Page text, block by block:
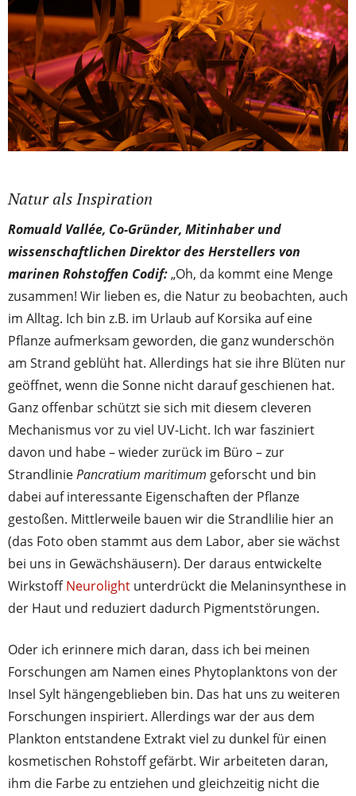
Natur als Inspiration
Romuald Vallée, Co-Gründer, Mitinhaber und
wissenschaftlichen Direktor des Herstellers von
marinen Rohstoffen Codif:„Oh, da kommt eine Menge
zusammen! Wir lieben es, die Natur zu beobachten, auch
im Alltag. Ich bin z.B. im Urlaub auf Korsika auf eine
Pflanze aufmerksam geworden, die ganz wunderschön
am Strand geblüht hat. Allerdings hat sie ihre Blüten nur
geöffnet, wenn die Sonne nicht darauf geschienen hat.
Ganz offenbar schützt sie sich mit diesem cleveren
Mechanismus vor zu viel UV-Licht. Ich war fasziniert
davon und habe – wieder zurück im Büro – zur
StrandliniePancratium maritimum geforscht und bin
dabei auf interessante Eigenschaften der Pflanze
gestoßen. Mittlerweile bauen wir die Strandlilie hier an
(das Foto oben stammt aus dem Labor, aber sie wächst
bei uns in Gewächshäusern). Der daraus entwickelte
WirkstoffNeurolight unterdrückt die Melaninsynthese in
der Haut und reduziert dadurch Pigmentstörungen.
Oder ich erinnere mich daran, dass ich bei meinen
Forschungen am Namen eines Phytoplanktons von der
Insel Sylt hängengeblieben bin. Das hat uns zu weiteren
Forschungen inspiriert. Allerdings war der aus dem
Plankton entstandene Extrakt viel zu dunkel für einen
kosmetischen Rohstoff gefärbt. Wir arbeiteten daran,
ihm die Farbe zu entziehen und gleichzeitig nicht die